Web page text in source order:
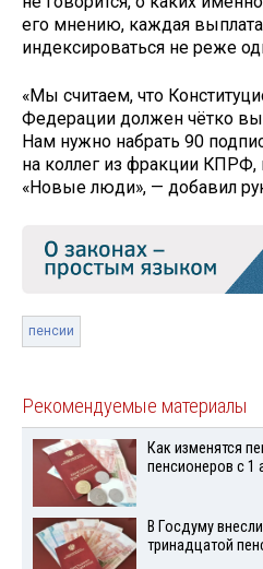
его мнению, каждая
индексироваться не реже
«Мы считаем, что
Федерации должен чётко
Нам нужно набрать 90
на коллег из фракции КПРФ,
«Новые люди», — добавил
пенсии
Рекомендуемые материалы
Как изменятся
пенсионеров с 1
В Госдуму
тринадцатой